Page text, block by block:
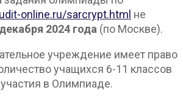
online.ru/sarcrypt.html не
2024 года (по Москве).
учреждение имеет право
учащихся 6-11 классов
в Олимпиаде.